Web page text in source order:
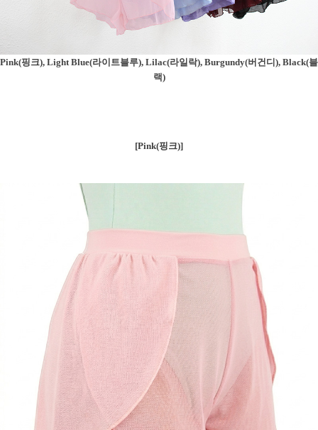
Pink(핑크), Light Blue(라이트블루), Lilac(라일락), Burgundy(버건디), Black(블
랙)
[Pink(핑크)]